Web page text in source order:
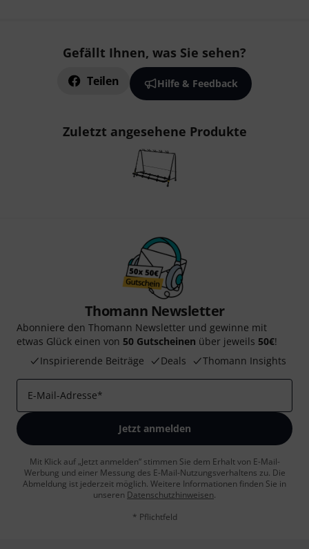
Gefällt Ihnen, was Sie sehen?
Teilen Hilfe & Feedback
Zuletzt angesehene Produkte
Thomann Newsletter
Abonniere den Thomann Newsletter und gewinne mit
etwas Glück einen von 50 Gutscheinen über jeweils 50€!
Inspirierende Beiträge
Deals Thomann Insights
E-Mail-Adresse*
Jetzt anmelden
Mit Klick auf „Jetzt anmelden“ stimmen Sie dem Erhalt von E-Mail-
Werbung und einer Messung des E-Mail-Nutzungsverhaltens zu. Die
Abmeldung ist jederzeit möglich. Weitere Informationen finden Sie in
unseren Datenschutzhinweisen.
* Pflichtfeld